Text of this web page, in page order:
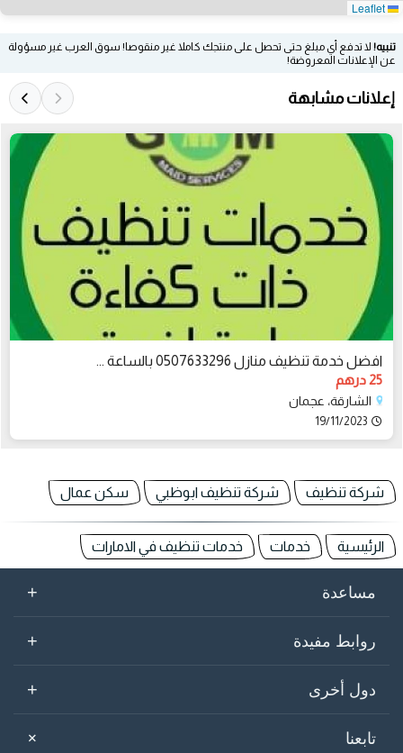
تنبيه! لا تدفع أي مبلغ حتى تحصل على منتجك كاملا غير منقوصا! سوق العرب غير مسؤولة
عن الإعلانات المعروضة!
إعلانات مشابهة
افضل خدمة تنظيف منازل 0507633296 بالساعة ...
25 درهم
الشارقة، عجمان
19/11/2023
شركة تنظيف شركة تنظيف ابوظبي سكن عمال
الرئيسية خدمات خدمات تنظيف في الامارات
مساعدة +
روابط مفيدة +
دول أخرى +
تابعنا +